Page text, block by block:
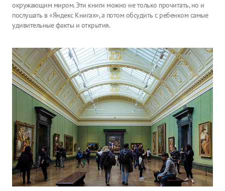
окружающим миром. Эти книги можно не только прочитать, но и
послушать в «Яндекс Книгах», а потом обсудить с ребенком самые
удивительные факты и открытия.